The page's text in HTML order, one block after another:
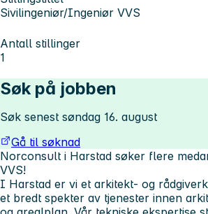
Sivilingeniør/Ingeniør VVS
Antall stillinger
1
Søk på jobben
Søk senest søndag 16. august
Gå til søknad
Norconsult i Harstad søker flere
VVS!
I Harstad er vi et arkitekt- og
et bredt spekter av tjenester innen